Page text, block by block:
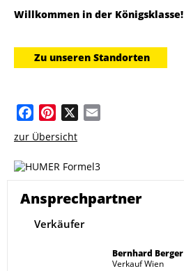
Willkommen in der Königsklasse!
Zu unseren Standorten
FacebookPinterest
zur Übersicht
Ansprechpartner
Verkäufer
Bernhard Berger
Verkauf Wien